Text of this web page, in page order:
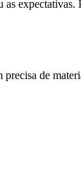
expectativas.
de